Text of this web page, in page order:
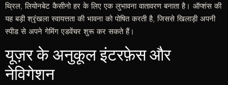
थ्रिल, लियोनबेट कैसीनो हर के लिए एक लुभावना वातावरण बनाता है। ऑप्शंस की
यह बड़ी श्रृंखला स्वायत्तता की भावना को पोषित करती है, जिससे खिलाड़ी अपनी
स्पीड से अपने गेमिंग एडवेंचर शुरू कर सकते हैं।
यूज़र के अनुकूल इंटरफ़ेस और
नेविगेशन